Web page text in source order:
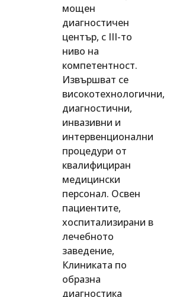
мощен
диагностичен
център, с ІІІ-то
ниво на
компетентност.
Извършват се
високотехнологични,
диагностични,
инвазивни и
интервенционални
процедури от
квалифициран
медицински
персонал. Освен
пациентите,
хоспитализирани в
лечебното
заведение,
Клиниката по
образна
диагностика